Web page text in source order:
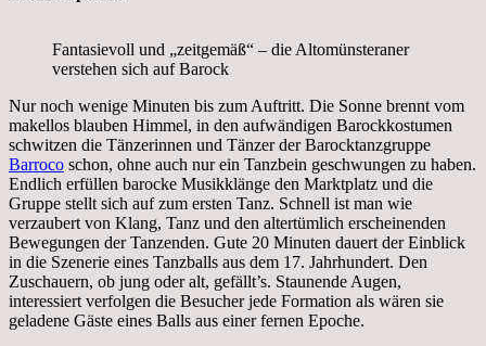
Fantasievoll und „zeitgemäß“ – die Altomünsteraner
verstehen sich auf Barock
Nur noch wenige Minuten bis zum Auftritt. Die Sonne brennt vom
makellos blauben Himmel, in den aufwändigen Barockkostumen
schwitzen die Tänzerinnen und Tänzer der Barocktanzgruppe
Barroco schon, ohne auch nur ein Tanzbein geschwungen zu haben.
Endlich erfüllen barocke Musikklänge den Marktplatz und die
Gruppe stellt sich auf zum ersten Tanz. Schnell ist man wie
verzaubert von Klang, Tanz und den altertümlich erscheinenden
Bewegungen der Tanzenden. Gute 20 Minuten dauert der Einblick
in die Szenerie eines Tanzballs aus dem 17. Jahrhundert. Den
Zuschauern, ob jung oder alt, gefällt’s. Staunende Augen,
interessiert verfolgen die Besucher jede Formation als wären sie
geladene Gäste eines Balls aus einer fernen Epoche.